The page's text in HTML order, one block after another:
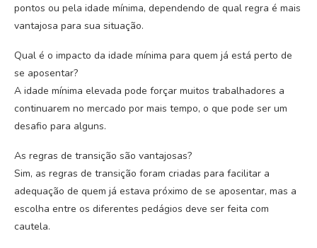
pontos ou pela idade mínima, dependendo de qual regra é mais
vantajosa para sua situação.
Qual é o impacto da idade mínima para quem já está perto de
se aposentar?
A idade mínima elevada pode forçar muitos trabalhadores a
continuarem no mercado por mais tempo, o que pode ser um
desafio para alguns.
As regras de transição são vantajosas?
Sim, as regras de transição foram criadas para facilitar a
adequação de quem já estava próximo de se aposentar, mas a
escolha entre os diferentes pedágios deve ser feita com
cautela.